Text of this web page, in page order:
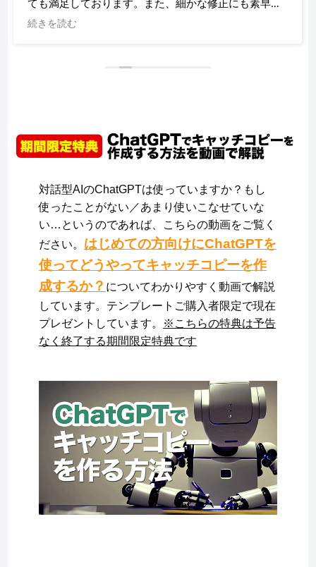
対応していただき、助かっております。
続きを読む
対話型AIのChatGPTは使っていますか？もし
使ったことがない／あまり使いこなせていな
い…というのであれば、こちらの動画をご覧く
ださい。 はじめての方向けにChatGPTを
使ってどうやってキャッチコピーを作
成するか？ についてわかりやすく動画で解説
しています。テンプレートご購入者限定で現在
プレゼントしています。
※こちらの特典は予告
なく終了する期間限定特典です